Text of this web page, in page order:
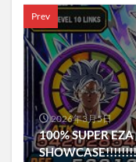
Prev
2026年3月5日
100% SUPER